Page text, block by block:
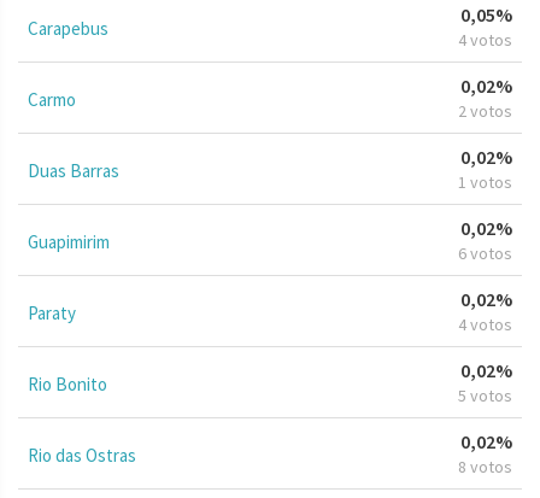
Carapebus
0,05%
4 votos
Carmo
0,02%
2 votos
Duas Barras
0,02%
1 votos
Guapimirim
0,02%
6 votos
Paraty
0,02%
4 votos
Rio Bonito
0,02%
5 votos
Rio das Ostras
0,02%
8 votos